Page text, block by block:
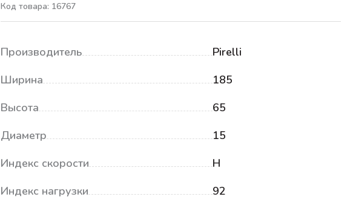
Код товара: 16767
Производитель
Pirelli
Ширина
185
Высота
65
Диаметр
15
Индекс скорости
H
Индекс нагрузки
92